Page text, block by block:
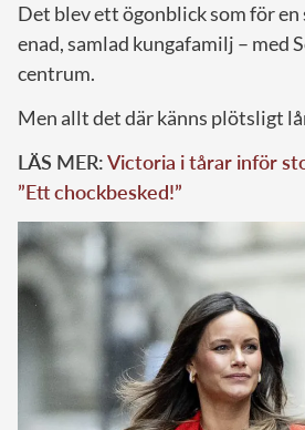
Det blev ett ögonblick som för en
enad, samlad kungafamilj – med
centrum.
Men allt det där känns plötsligt
LÄS MER:Victoria i tårar inför
”Ett chockbesked!”